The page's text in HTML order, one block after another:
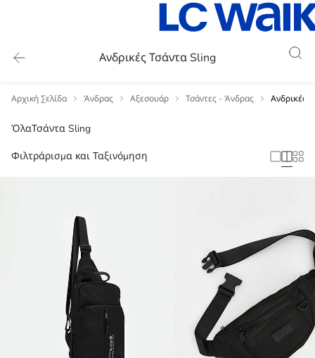
Ανδρικές Τσάντα Sling
Αρχική Σελίδα Άνδρας Αξεσουάρ Τσάντες - Άνδρας Ανδρικές
ΌλαΤσάντα Sling
Φιλτράρισμα και Ταξινόμηση